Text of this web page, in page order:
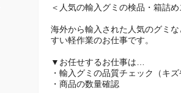
＜人気の輸入グミの検品・箱詰
海外から輸入された人気のグミ
すい軽作業のお仕事です。
▼お任せするお仕事は…
・輸入グミの品質チェック（キズ
・商品の数量確認